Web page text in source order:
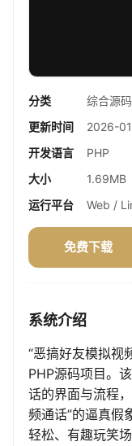
分类
综合源码
更新时间
2026-
开发语言
PHP
大小
1.69MB
运行平台
Web /
免费下载
系统介绍
“恶搞好友模拟视
PHP源码项目。
话的界面与流程
频通话”的逼真假
轻松、有趣玩笑